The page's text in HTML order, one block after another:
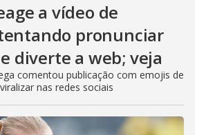
a vídeo de
pronunciar
diverte a web; veja
comentou publicação com emojis de
nas redes sociais